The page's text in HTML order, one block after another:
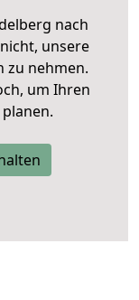
nach
unsere
zu nehmen.
um Ihren